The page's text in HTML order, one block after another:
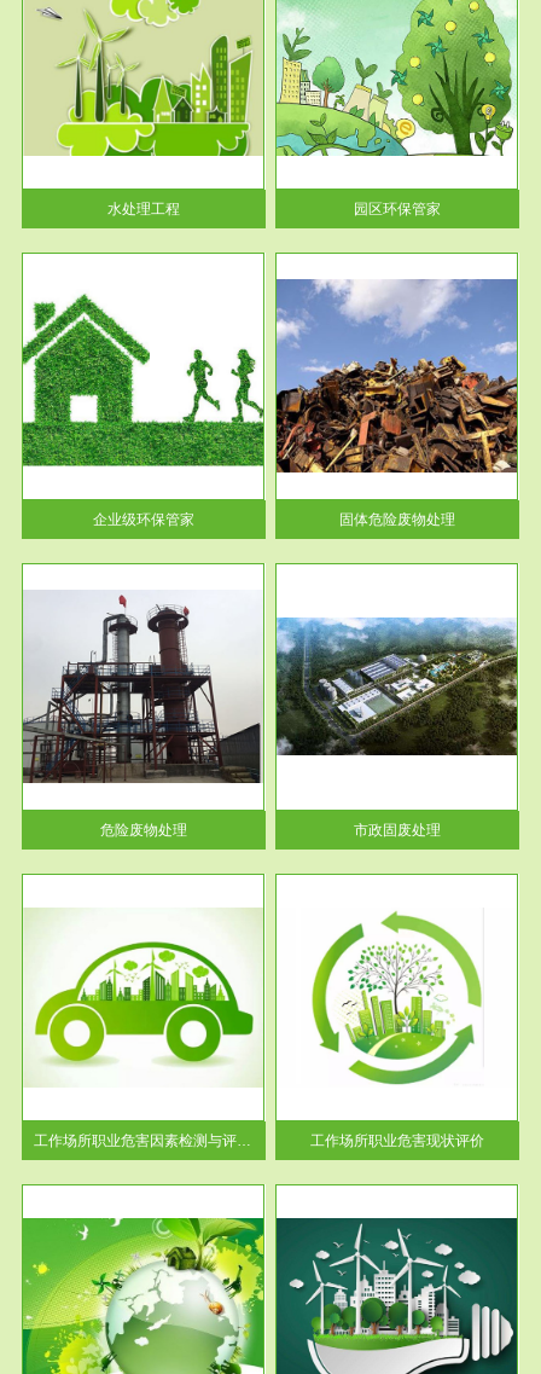
水处理工程
服务范围
园区环保管家
2016 年 4 月，环保部下发《关
于积极发挥环境保护作用促进供
给侧结...
园区环保管家
企业级环保管家
服务范围
固体危险废物处理
固体废物解释：固体废物是指人
们在生产建设、日常生活和其他
活动中...
固体危险废物处理
危险废物处理
服务范围
市政固废处理
蔚蓝生态环境科技所从事的市政
废物处理业务包括市政废物的处
理处...
市政固废处理
工作场所职业危害因素检测与评价...
服务范围
工作场所职业危害现状评价
【现状评价意义】：具体因素---
-通过质谱分析等多种手段明确
工作场...
工作场所职业危害现状评价
服务范围
废气测试
检测范围工业废气检测包括有机